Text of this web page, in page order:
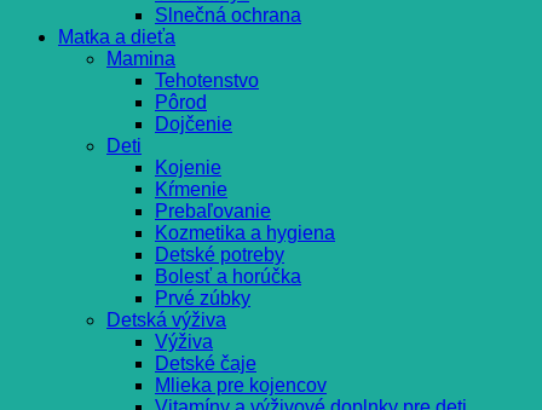
Slnečná ochrana
Matka a dieťa
Mamina
Tehotenstvo
Pôrod
Dojčenie
Deti
Kojenie
Kŕmenie
Prebaľovanie
Kozmetika a hygiena
Detské potreby
Bolesť a horúčka
Prvé zúbky
Detská výživa
Výživa
Detské čaje
Mlieka pre kojencov